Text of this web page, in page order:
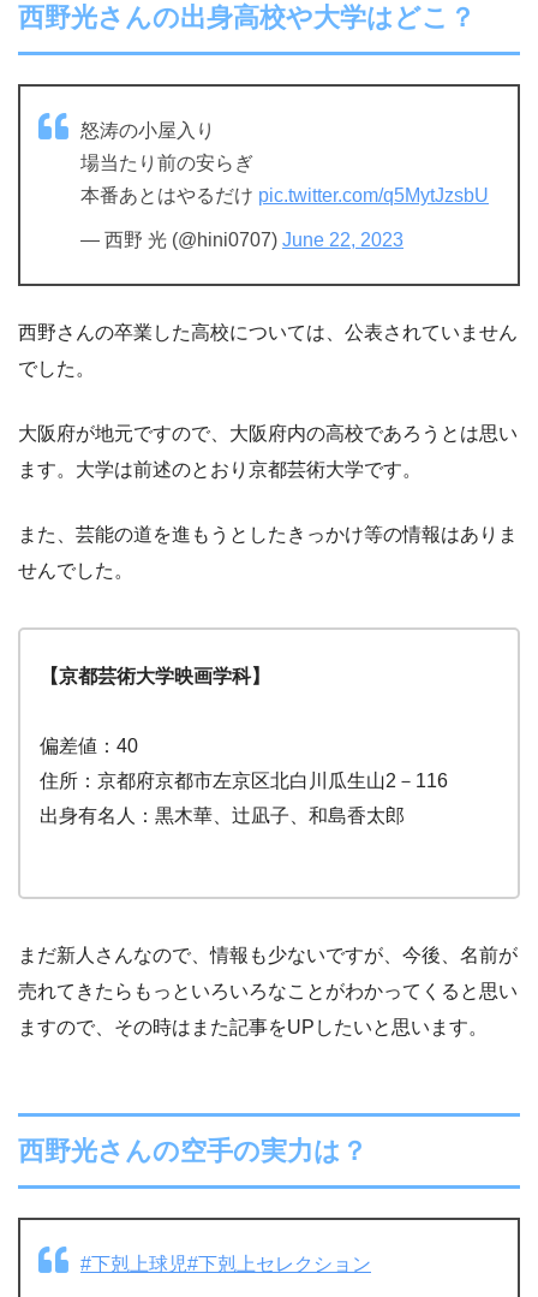
西野光さんの出身高校や大学はどこ？
怒涛の小屋入り
場当たり前の安らぎ
本番あとはやるだけ pic.twitter.com/q5MytJzsbU
— 西野 光 (@hini0707) June 22, 2023
西野さんの卒業した高校については、公表されていません
でした。
大阪府が地元ですので、大阪府内の高校であろうとは思い
ます。大学は前述のとおり京都芸術大学です。
また、芸能の道を進もうとしたきっかけ等の情報はありま
せんでした。
【京都芸術大学映画学科】
偏差値：40
住所：京都府京都市左京区北白川瓜生山2－116
出身有名人：黒木華、辻凪子、和島香太郎
まだ新人さんなので、情報も少ないですが、今後、名前が
売れてきたらもっといろいろなことがわかってくると思い
ますので、その時はまた記事をUPしたいと思います。
西野光さんの空手の実力は？
#下剋上球児#下剋上セレクション